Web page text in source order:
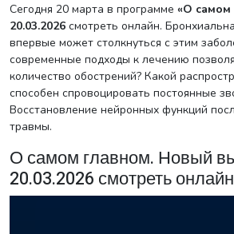
Сегодня 20 марта в программе «О самом
20.03.2026 смотреть онлайн.
впервые может столкнуться с этим
современные подходы к лечению
количество обострений? Какой
способен спровоцировать постоянные
Восстановление нейронных функций
травмы.
О самом главном. Новый
20.03.2026 смотреть